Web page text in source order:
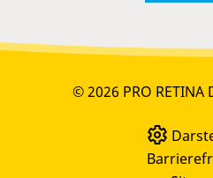
© 2026 PRO RETINA